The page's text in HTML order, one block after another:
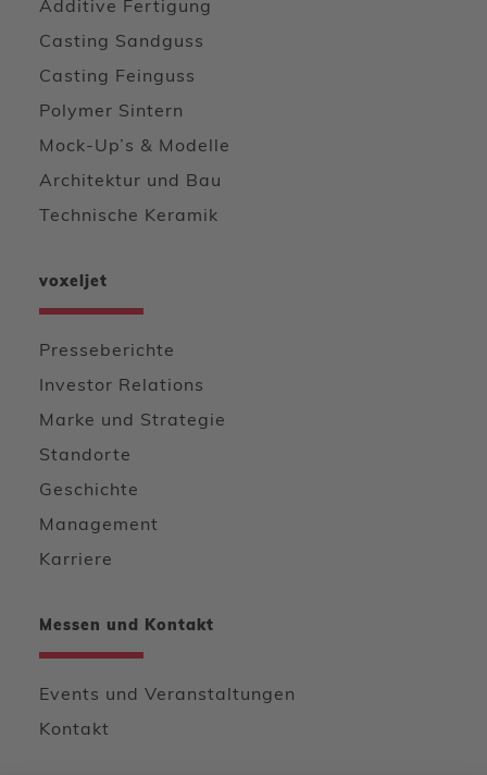
Additive Fertigung
Casting Sandguss
Casting Feinguss
Polymer Sintern
Mock-Up’s & Modelle
Architektur und Bau
Technische Keramik
voxeljet
Presseberichte
Investor Relations
Marke und Strategie
Standorte
Geschichte
Management
Karriere
Messen und Kontakt
Events und Veranstaltungen
Kontakt